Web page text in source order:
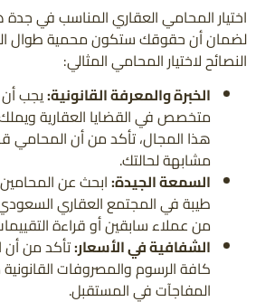
اختيار المحامي العقاري المناسب في
لضمان أن حقوقك ستكون محمية طوال
النصائح لاختيار المحامي المثالي:
الخبرة والمعرفة القانونية:يجب
متخصص في القضايا العقارية
هذا المجال، تأكد من أن المحامي
مشابهة لحالتك.
السمعة الجيدة:ابحث عن
طيبة في المجتمع العقاري
من عملاء سابقين أو قراءة
الشفافية في الأسعار:تأكد من
كافة الرسوم والمصروفات القانونية
المفاجآت في المستقبل.